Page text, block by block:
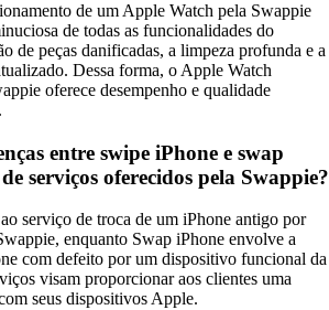
de um Apple Watch pela Swappie
de todas as funcionalidades do
de peças danificadas, a limpeza profunda e a
Dessa forma, o Apple Watch
oferece desempenho e qualidade
entre swipe iPhone e swap
serviços oferecidos pela Swappie?
serviço de troca de um iPhone antigo por
enquanto Swap iPhone envolve a
com defeito por um dispositivo funcional da
visam proporcionar aos clientes uma
seus dispositivos Apple.